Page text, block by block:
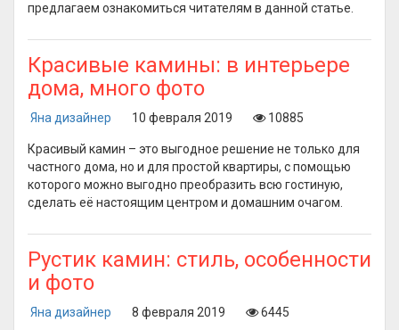
предлагаем ознакомиться читателям в данной статье.
Красивые камины: в интерьере
дома, много фото
Яна дизайнер 10 февраля 2019 10885
Красивый камин – это выгодное решение не только для
частного дома, но и для простой квартиры, с помощью
которого можно выгодно преобразить всю гостиную,
сделать её настоящим центром и домашним очагом.
Рустик камин: стиль, особенности
и фото
Яна дизайнер 8 февраля 2019 6445